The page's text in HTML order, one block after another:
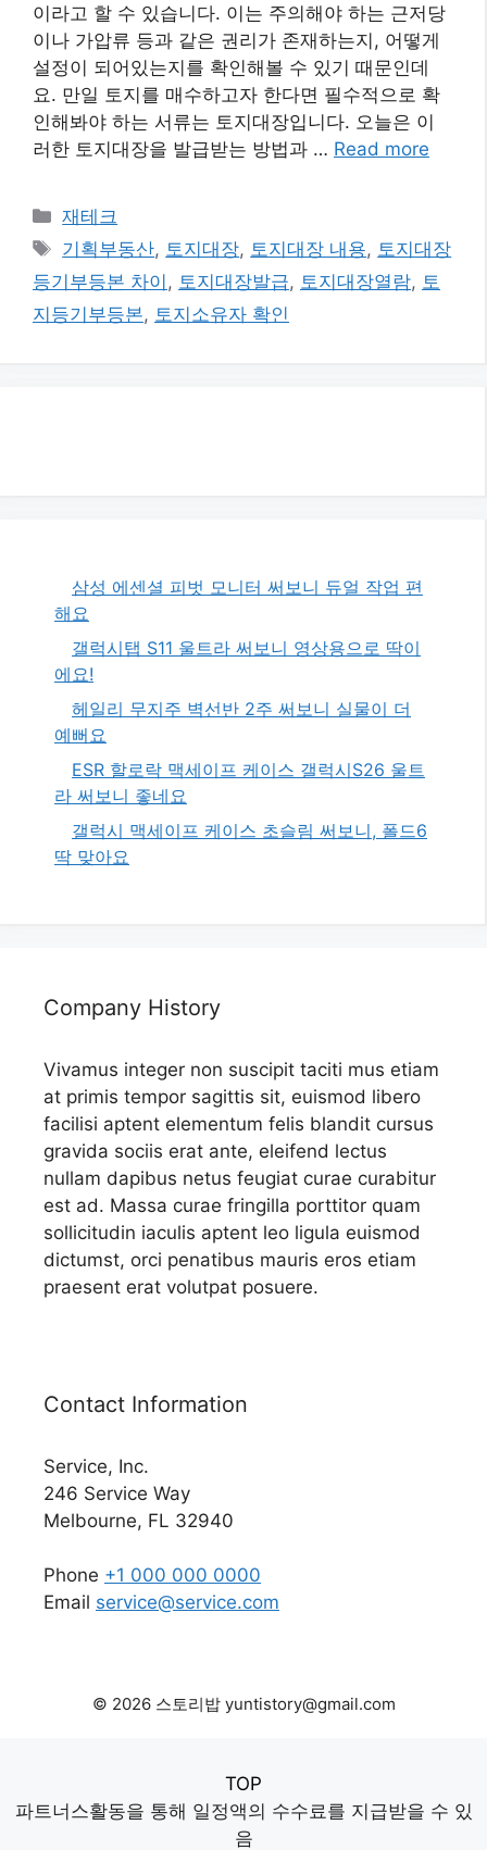
이라고 할 수 있습니다. 이는 주의해야 하는 근저당
이나 가압류 등과 같은 권리가 존재하는지, 어떻게
설정이 되어있는지를 확인해볼 수 있기 때문인데
요. 만일 토지를 매수하고자 한다면 필수적으로 확
인해봐야 하는 서류는 토지대장입니다. 오늘은 이
러한 토지대장을 발급받는 방법과 … Read more
카
테
고
리
재테크
태
그
기획부동산, 토지대장, 토지대장 내용, 토지대장
등기부등본 차이 , 토지대장발급, 토지대장열람, 토
지등기부등본, 토지소유자 확인
삼성 에센셜 피벗 모니터 써보니 듀얼 작업 편
해요
갤럭시탭 S11 울트라 써보니 영상용으로 딱이
에요!
헤일리 무지주 벽선반 2주 써보니 실물이 더
예뻐요
ESR 할로락 맥세이프 케이스 갤럭시S26 울트
라 써보니 좋네요
갤럭시 맥세이프 케이스 초슬림 써보니, 폴드6
딱 맞아요
Company History
Vivamus integer non suscipit taciti mus etiam
at primis tempor sagittis sit, euismod libero
facilisi aptent elementum felis blandit cursus
gravida sociis erat ante, eleifend lectus
nullam dapibus netus feugiat curae curabitur
est ad. Massa curae fringilla porttitor quam
sollicitudin iaculis aptent leo ligula euismod
dictumst, orci penatibus mauris eros etiam
praesent erat volutpat posuere.
Contact Information
Service, Inc.
246 Service Way
Melbourne, FL 32940
Phone +1 000 000 0000
Email service@service.com
© 2026 스토리밥 yuntistory@gmail.com
TOP
파트너스활동을 통해 일정액의 수수료를 지급받을 수 있
음